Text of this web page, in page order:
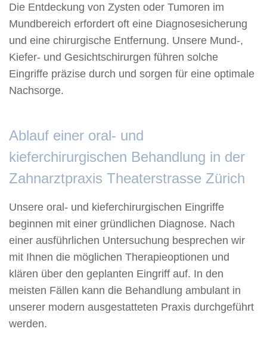
Die Entdeckung von Zysten oder Tumoren im
Mundbereich erfordert oft eine Diagnosesicherung
und eine chirurgische Entfernung. Unsere Mund-,
Kiefer- und Gesichtschirurgen führen solche
Eingriffe präzise durch und sorgen für eine optimale
Nachsorge.
Ablauf einer oral- und
kieferchirurgischen Behandlung in der
Zahnarztpraxis Theaterstrasse Zürich
Unsere oral- und kieferchirurgischen Eingriffe
beginnen mit einer gründlichen Diagnose. Nach
einer ausführlichen Untersuchung besprechen wir
mit Ihnen die möglichen Therapieoptionen und
klären über den geplanten Eingriff auf. In den
meisten Fällen kann die Behandlung ambulant in
unserer modern ausgestatteten Praxis durchgeführt
werden.